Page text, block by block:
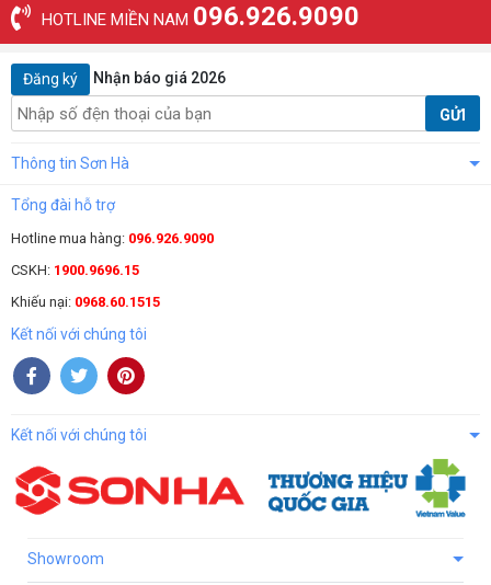
HOTLINE MIỀN NAM 096.926.9090
Đăng ký Nhận báo giá 2026
GỬI
Thông tin Sơn Hà
Tổng đài hỗ trợ
Hotline mua hàng: 096.926.9090
CSKH: 1900.9696.15
Khiếu nại: 0968.60.1515
Kết nối với chúng tôi
Kết nối với chúng tôi
Showroom